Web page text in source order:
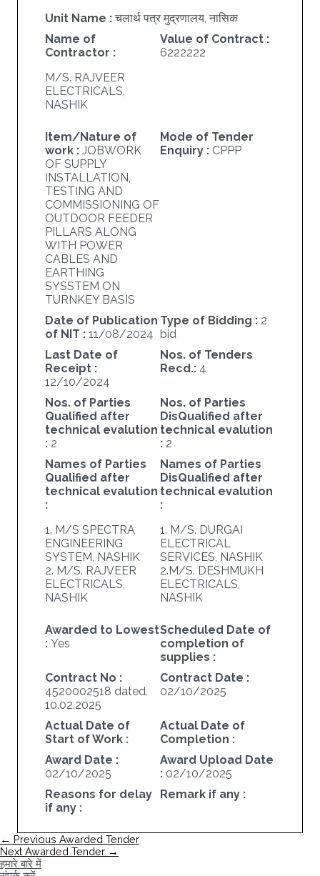
Unit Name : चलार्थ पत्र मुद्रणालय, नासिक
Name of
Contractor :
M/S. RAJVEER
ELECTRICALS,
NASHIK
Value of Contract :
6222222
Item/Nature of
work : JOBWORK
OF SUPPLY
INSTALLATION,
TESTING AND
COMMISSIONING OF
OUTDOOR FEEDER
PILLARS ALONG
WITH POWER
CABLES AND
EARTHING
SYSSTEM ON
TURNKEY BASIS
Mode of Tender
Enquiry : CPPP
Date of Publication
of NIT : 11/08/2024
Type of Bidding : 2
bid
Last Date of
Receipt :
12/10/2024
Nos. of Tenders
Recd.: 4
Nos. of Parties
Qualified after
technical evalution
: 2
Nos. of Parties
DisQualified after
technical evalution
: 2
Names of Parties
Qualified after
technical evalution
:
1. M/S SPECTRA
ENGINEERING
SYSTEM, NASHIK
2. M/S. RAJVEER
ELECTRICALS,
NASHIK
Names of Parties
DisQualified after
technical evalution
:
1. M/S. DURGAI
ELECTRICAL
SERVICES, NASHIK
2.M/S. DESHMUKH
ELECTRICALS,
NASHIK
Awarded to Lowest
: Yes
Scheduled Date of
completion of
supplies :
Contract No :
4520002518 dated.
10.02.2025
Contract Date :
02/10/2025
Actual Date of
Start of Work :
Actual Date of
Completion :
Award Date :
02/10/2025
Award Upload Date
: 02/10/2025
Reasons for delay
if any :
Remark if any :
पोस्ट
नेविगेशन
← Previous Awarded Tender
Next Awarded Tender →
हमारे बारे में